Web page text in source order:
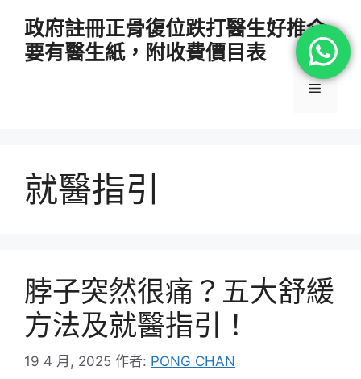
政府註冊正骨復位跌打醫生好推介
要有醫生紙，附收費價目表
選
就醫指引
脖子突然很痛？五大舒緩
方法及就醫指引！
19 4 月, 2025 作者: PONG CHAN